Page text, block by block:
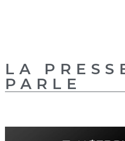
LA
PARLE